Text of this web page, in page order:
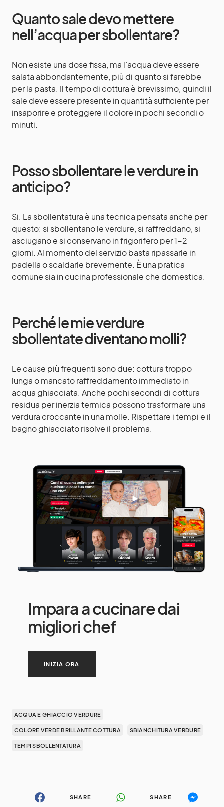
Quanto sale devo mettere
nell’acqua per sbollentare?
Non esiste una dose fissa, ma l’acqua deve essere
salata abbondantemente, più di quanto si farebbe
per la pasta. Il tempo di cottura è brevissimo, quindi il
sale deve essere presente in quantità sufficiente per
insaporire e proteggere il colore in pochi secondi o
minuti.
Posso sbollentare le verdure in
anticipo?
Si. La sbollentatura è una tecnica pensata anche per
questo: si sbollentano le verdure, si raffreddano, si
asciugano e si conservano in frigorifero per 1-2
giorni. Al momento del servizio basta ripassarle in
padella o scaldarle brevemente. È una pratica
comune sia in cucina professionale che domestica.
Perché le mie verdure
sbollentate diventano molli?
Le cause più frequenti sono due: cottura troppo
lunga o mancato raffreddamento immediato in
acqua ghiacciata. Anche pochi secondi di cottura
residua per inerzia termica possono trasformare una
verdura croccante in una molle. Rispettare i tempi e il
bagno ghiacciato risolve il problema.
Impara a cucinare dai
migliori chef
INIZIA ORA
ACQUA E GHIACCIO VERDURE
COLORE VERDE BRILLANTE COTTURA SBIANCHITURA VERDURE
TEMPI SBOLLENTATURA
SHARE SHARE